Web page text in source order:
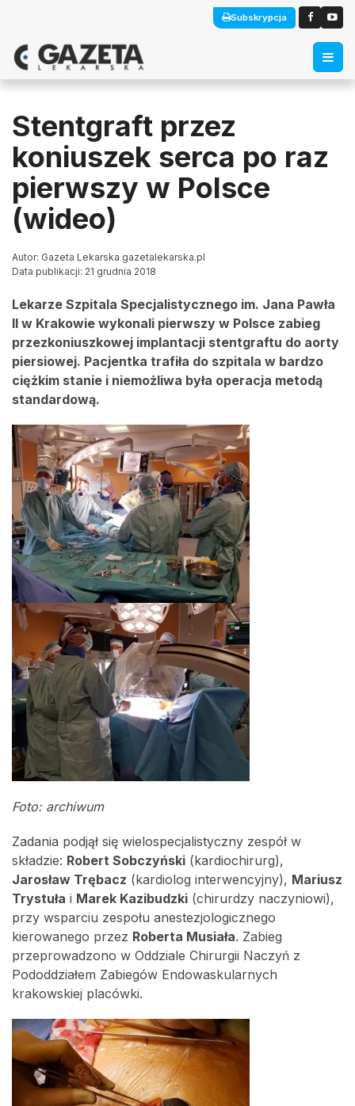
Subskrypcja
Stentgraft przez
koniuszek serca po raz
pierwszy w Polsce
(wideo)
Autor: Gazeta Lekarska gazetalekarska.pl
Data publikacji: 21 grudnia 2018
Lekarze Szpitala Specjalistycznego im. Jana Pawła
II w Krakowie wykonali pierwszy w Polsce zabieg
przezkoniuszkowej implantacji stentgraftu do aorty
piersiowej. Pacjentka trafiła do szpitala w bardzo
ciężkim stanie i niemożliwa była operacja metodą
standardową.
Foto: archiwum
Zadania podjął się wielospecjalistyczny zespół w
składzie: Robert Sobczyński (kardiochirurg),
Jarosław Trębacz (kardiolog interwencyjny), Mariusz
Trystuła i Marek Kazibudzki (chirurdzy naczyniowi),
przy wsparciu zespołu anestezjologicznego
kierowanego przez Roberta Musiała. Zabieg
przeprowadzono w Oddziale Chirurgii Naczyń z
Pododdziałem Zabiegów Endowaskularnych
krakowskiej placówki.